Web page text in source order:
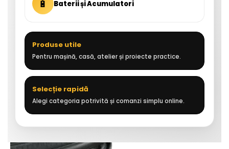
🔋 Baterii și Acumulatori
Produse utile
Pentru mașină, casă, atelier și proiecte practice.
Selecție rapidă
Alegi categoria potrivită și comanzi simplu online.